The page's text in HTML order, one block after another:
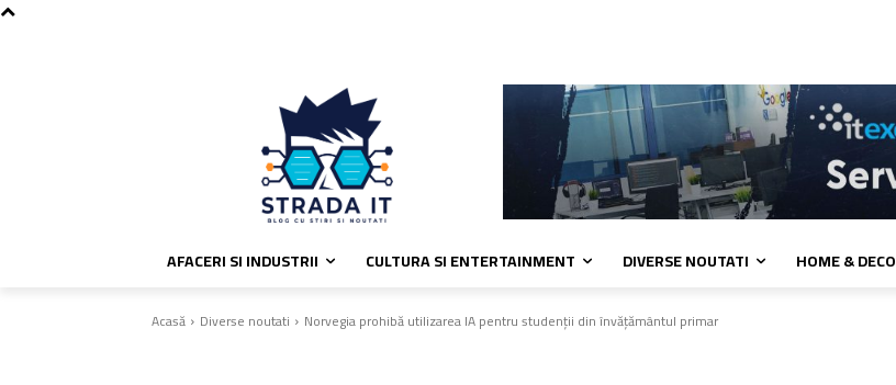
AFACERI SI INDUSTRII CULTURA SI ENTERTAINMENT DIVERSE NOUTATI HOME & DECO
Acasă Diverse noutati Norvegia prohibă utilizarea IA pentru studenții din învățământul primar